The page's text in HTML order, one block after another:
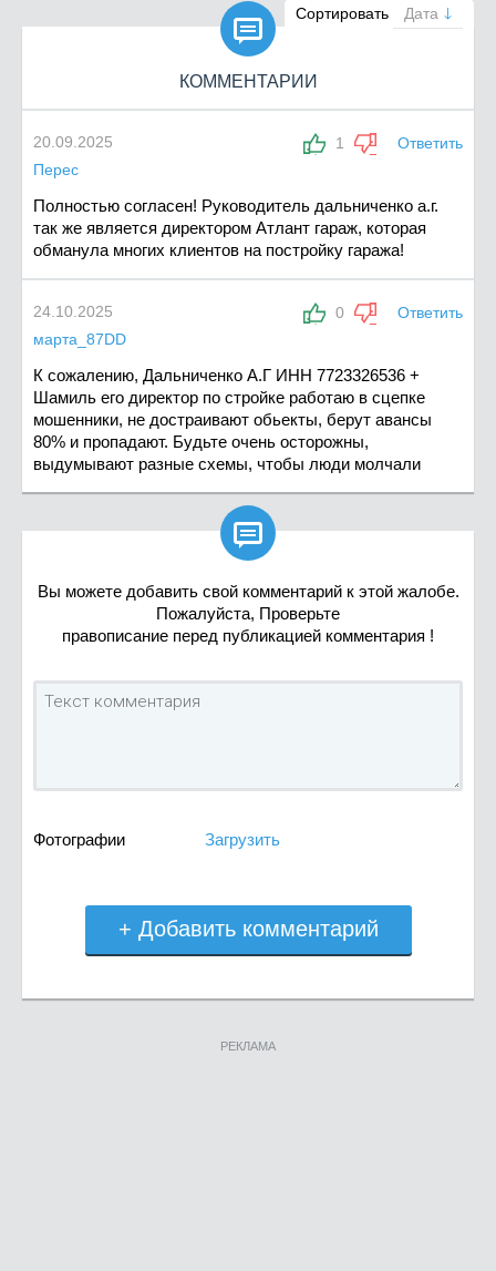
Сортировать Дата

КОММЕНТАРИИ
1 Ответить
20.09.2025
Перес
Полностью согласен! Руководитель дальниченко а.г.
так же является директором Атлант гараж, которая
обманула многих клиентов на постройку гаража!
0 Ответить
24.10.2025
марта_87DD
К сожалению, Дальниченко А.Г ИНН 7723326536 +
Шамиль его директор по стройке работаю в сцепке
мошенники, не достраивают обьекты, берут авансы
80% и пропадают. Будьте очень осторожны,
выдумывают разные схемы, чтобы люди молчали

Вы можете добавить свой комментарий к этой жалобе.
Пожалуйста, Проверьте
правописание перед публикацией комментария !
Фотографии Загрузить
+ Добавить комментарий
РЕКЛАМА